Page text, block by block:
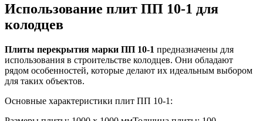
Использование плит ПП 10-1 для
колодцев
Плиты перекрытия марки ПП 10-1 предназначены для
использования в строительстве колодцев. Они обладают
рядом особенностей, которые делают их идеальным выбором
для таких объектов.
Основные характеристики плит ПП 10-1: